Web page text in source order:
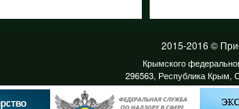
2015-2016 ©
Крымского
296563, Республика Крым,